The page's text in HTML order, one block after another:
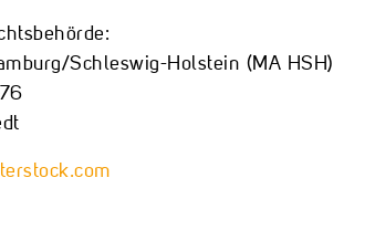
Schleswig-Holstein (MA HSH)